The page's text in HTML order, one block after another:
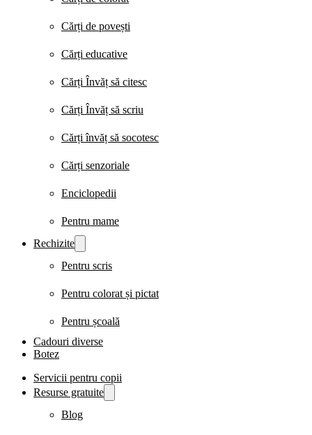
Cărți de povești
Cărți educative
Cărți Învăț să citesc
Cărți Învăț să scriu
Cărți învăț să socotesc
Cărți senzoriale
Enciclopedii
Pentru mame
Rechizite
Pentru scris
Pentru colorat și pictat
Pentru școală
Cadouri diverse
Botez
Servicii pentru copii
Resurse gratuite
Blog